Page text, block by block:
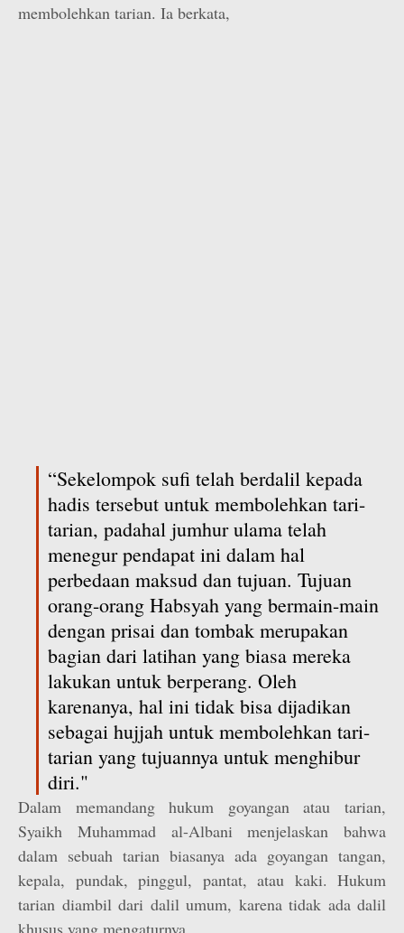
membolehkan tarian. Ia berkata,
“Sekelompok sufi telah berdalil kepada
hadis tersebut untuk membolehkan tari-
tarian, padahal jumhur ulama telah
menegur pendapat ini dalam hal
perbedaan maksud dan tujuan. Tujuan
orang-orang Habsyah yang bermain-main
dengan prisai dan tombak merupakan
bagian dari latihan yang biasa mereka
lakukan untuk berperang. Oleh
karenanya, hal ini tidak bisa dijadikan
sebagai hujjah untuk membolehkan tari-
tarian yang tujuannya untuk menghibur
diri."
Dalam memandang hukum goyangan atau tarian,
Syaikh Muhammad al-Albani menjelaskan bahwa
dalam sebuah tarian biasanya ada goyangan tangan,
kepala, pundak, pinggul, pantat, atau kaki. Hukum
tarian diambil dari dalil umum, karena tidak ada dalil
khusus yang mengaturnya.